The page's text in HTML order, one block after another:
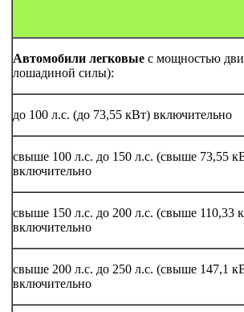
Автомобили легковые с мощностью
лошадиной силы):
до 100 л.с. (до 73,55 кВт) включительно
свыше 100 л.с. до 150 л.с. (свыше 73,55
включительно
свыше 150 л.с. до 200 л.с. (свыше 110,33
включительно
свыше 200 л.с. до 250 л.с. (свыше 147,1
включительно